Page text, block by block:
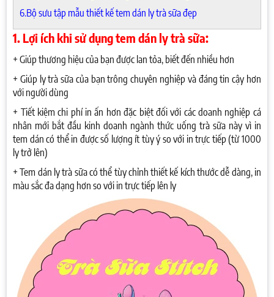
6.Bộ sưu tập mẫu thiết kế tem dán ly trà sữa đẹp
1. Lợi ích khi sử dụng tem dán ly trà sữa:
+ Giúp thương hiệu của bạn được lan tỏa, biết đến nhiều hơn
+ Giúp ly trà sữa của bạn trông chuyên nghiệp và đáng tin cậy hơn
với người dùng
+ Tiết kiệm chi phí in ấn hơn đặc biệt đối với các doanh nghiệp cá
nhân mới bắt đầu kinh doanh ngành thức uống trà sữa này vì in
tem dán có thể in được số lượng ít tùy ý so với in trực tiếp (từ 1000
ly trở lên)
+ Tem dán ly trà sữa có thể tùy chỉnh thiết kế kích thước dễ dàng, in
màu sắc đa dạng hơn so với in trực tiếp lên ly